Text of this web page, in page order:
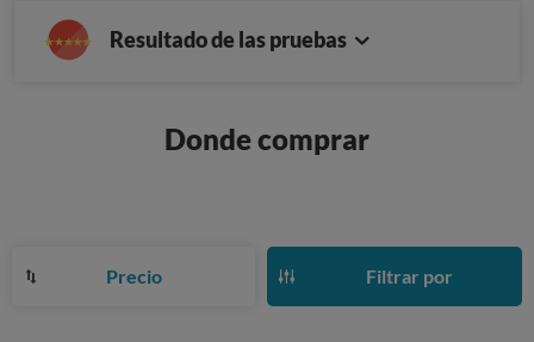
Resultado de las pruebas
Donde comprar
Precio Filtrar por